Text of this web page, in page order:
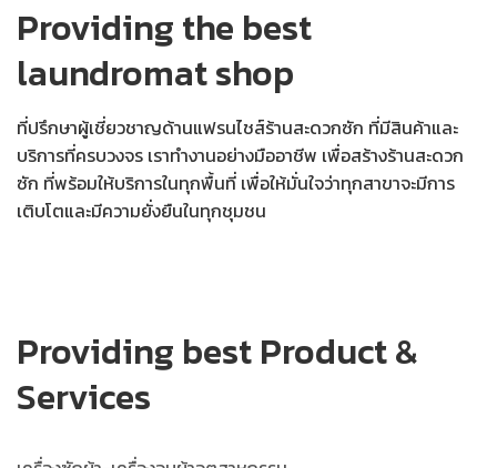
Providing the best
laundromat shop
ที่ปรึกษาผู้เชี่ยวชาญด้านแฟรนไชส์ร้านสะดวกซัก ที่มีสินค้าและ
บริการที่ครบวงจร เราทำงานอย่างมืออาชีพ เพื่อสร้างร้านสะดวก
ซัก ที่พร้อมให้บริการในทุกพื้นที่ เพื่อให้มั่นใจว่าทุกสาขาจะมีการ
เติบโตและมีความยั่งยืนในทุกชุมชน
Providing best Product &
Services